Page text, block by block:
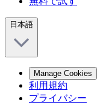
日本語
Manage Cookies
利用規約
プライバシー